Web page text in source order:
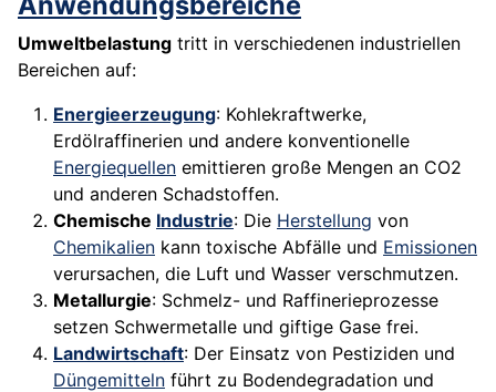
Umweltbelastung tritt in verschiedenen industriellen
Bereichen auf:
Energieerzeugung: Kohlekraftwerke,
Erdölraffinerien und andere konventionelle
Energiequellen emittieren große Mengen an CO2
und anderen Schadstoffen.
Chemische Industrie: Die Herstellung von
Chemikalien kann toxische Abfälle und Emissionen
verursachen, die Luft und Wasser verschmutzen.
Metallurgie: Schmelz- und Raffinerieprozesse
setzen Schwermetalle und giftige Gase frei.
Landwirtschaft: Der Einsatz von Pestiziden und
Düngemitteln führt zu Bodendegradation und